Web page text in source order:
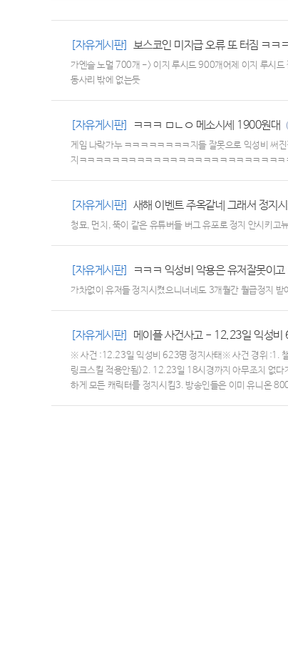
[자유게시판] 보스코인 미지급 오류 또 터짐 ㅋㅋ
가엔슬 노멀 700개 -> 이지 루시드 900개어제 이지 루시드
동사리 밖에 없는듯
[자유게시판] ㅋㅋㅋ ㅁㄴㅇ 메소시세 1900원대
게임 나락가누 ㅋㅋㅋㅋㅋㅋㅋㅋ지들 잘못으로 익성비 써
지ㅋㅋㅋㅋㅋㅋㅋㅋㅋㅋㅋㅋㅋㅋㅋㅋㅋㅋㅋㅋㅋㅋㅋㅋ
[자유게시판] 새해 이벤트 주옥같네 그래서 정지
청묘, 먼치, 뚝이 같은 유튜버들 버그 유포로 정지 안시키
[자유게시판] ㅋㅋㅋ 익성비 악용은 유저잘못이
가차없이 유저들 정지시켰으니너네도 3개월간 월급정지
[자유게시판] 메이플 사건사고 - 12.23일 익성비
※ 사건 :12.23일 익성비 623명 정지사태※ 사건 경위 :1.
링크스킬 적용안됨)2. 12.23일 18시경까지 아무조치 없다
하게 모든 캐릭터를 정지시킴3. 방송인들은 이미 유니온